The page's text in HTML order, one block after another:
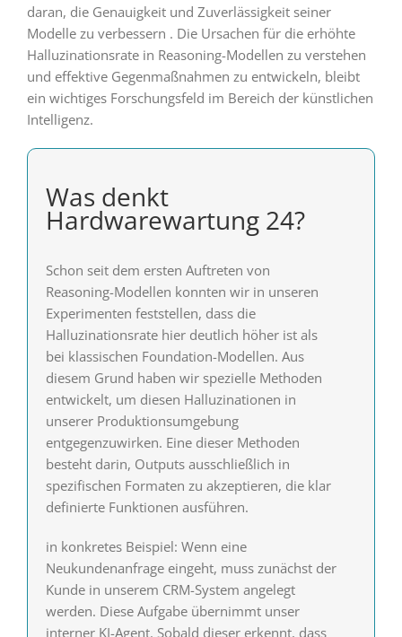
daran, die Genauigkeit und Zuverlässigkeit seiner
Modelle zu verbessern . Die Ursachen für die erhöhte
Halluzinationsrate in Reasoning-Modellen zu verstehen
und effektive Gegenmaßnahmen zu entwickeln, bleibt
ein wichtiges Forschungsfeld im Bereich der künstlichen
Intelligenz.
Was denkt
Hardwarewartung 24?
Schon seit dem ersten Auftreten von
Reasoning-Modellen konnten wir in unseren
Experimenten feststellen, dass die
Halluzinationsrate hier deutlich höher ist als
bei klassischen Foundation-Modellen. Aus
diesem Grund haben wir spezielle Methoden
entwickelt, um diesen Halluzinationen in
unserer Produktionsumgebung
entgegenzuwirken. Eine dieser Methoden
besteht darin, Outputs ausschließlich in
spezifischen Formaten zu akzeptieren, die klar
definierte Funktionen ausführen.
in konkretes Beispiel: Wenn eine
Neukundenanfrage eingeht, muss zunächst der
Kunde in unserem CRM-System angelegt
werden. Diese Aufgabe übernimmt unser
interner KI-Agent. Sobald dieser erkennt, dass